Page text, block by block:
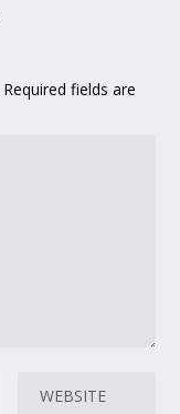
Required fields are